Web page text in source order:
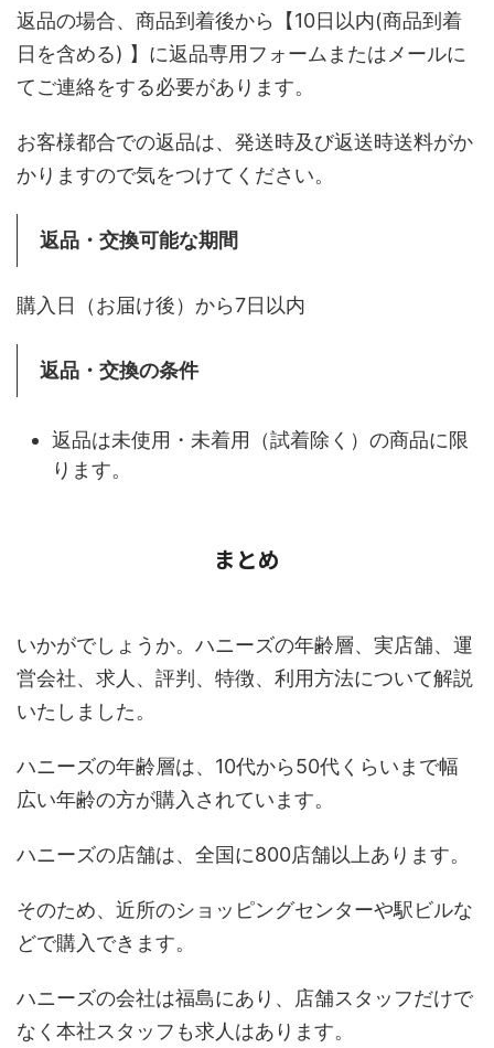
返品の場合、商品到着後から【10日以内(商品到着
日を含める) 】に返品専用フォームまたはメールに
てご連絡をする必要があります。
お客様都合での返品は、発送時及び返送時送料がか
かりますので気をつけてください。
返品・交換可能な期間
購入日（お届け後）から7日以内
返品・交換の条件
返品は未使用・未着用（試着除く）の商品に限
ります。
まとめ
いかがでしょうか。ハニーズの年齢層、実店舗、運
営会社、求人、評判、特徴、利用方法について解説
いたしました。
ハニーズの年齢層は、10代から50代くらいまで幅
広い年齢の方が購入されています。
ハニーズの店舗は、全国に800店舗以上あります。
そのため、近所のショッピングセンターや駅ビルな
どで購入できます。
ハニーズの会社は福島にあり、店舗スタッフだけで
なく本社スタッフも求人はあります。